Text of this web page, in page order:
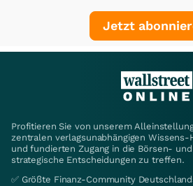
Jetzt
Profitieren Sie von unserem
zentralen verlagsunabhängigen
und fundierten Zugang in die Börsen-
strategische Entscheidungen zu treffen.
✅ Größte Finanz-Community